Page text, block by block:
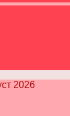
2026